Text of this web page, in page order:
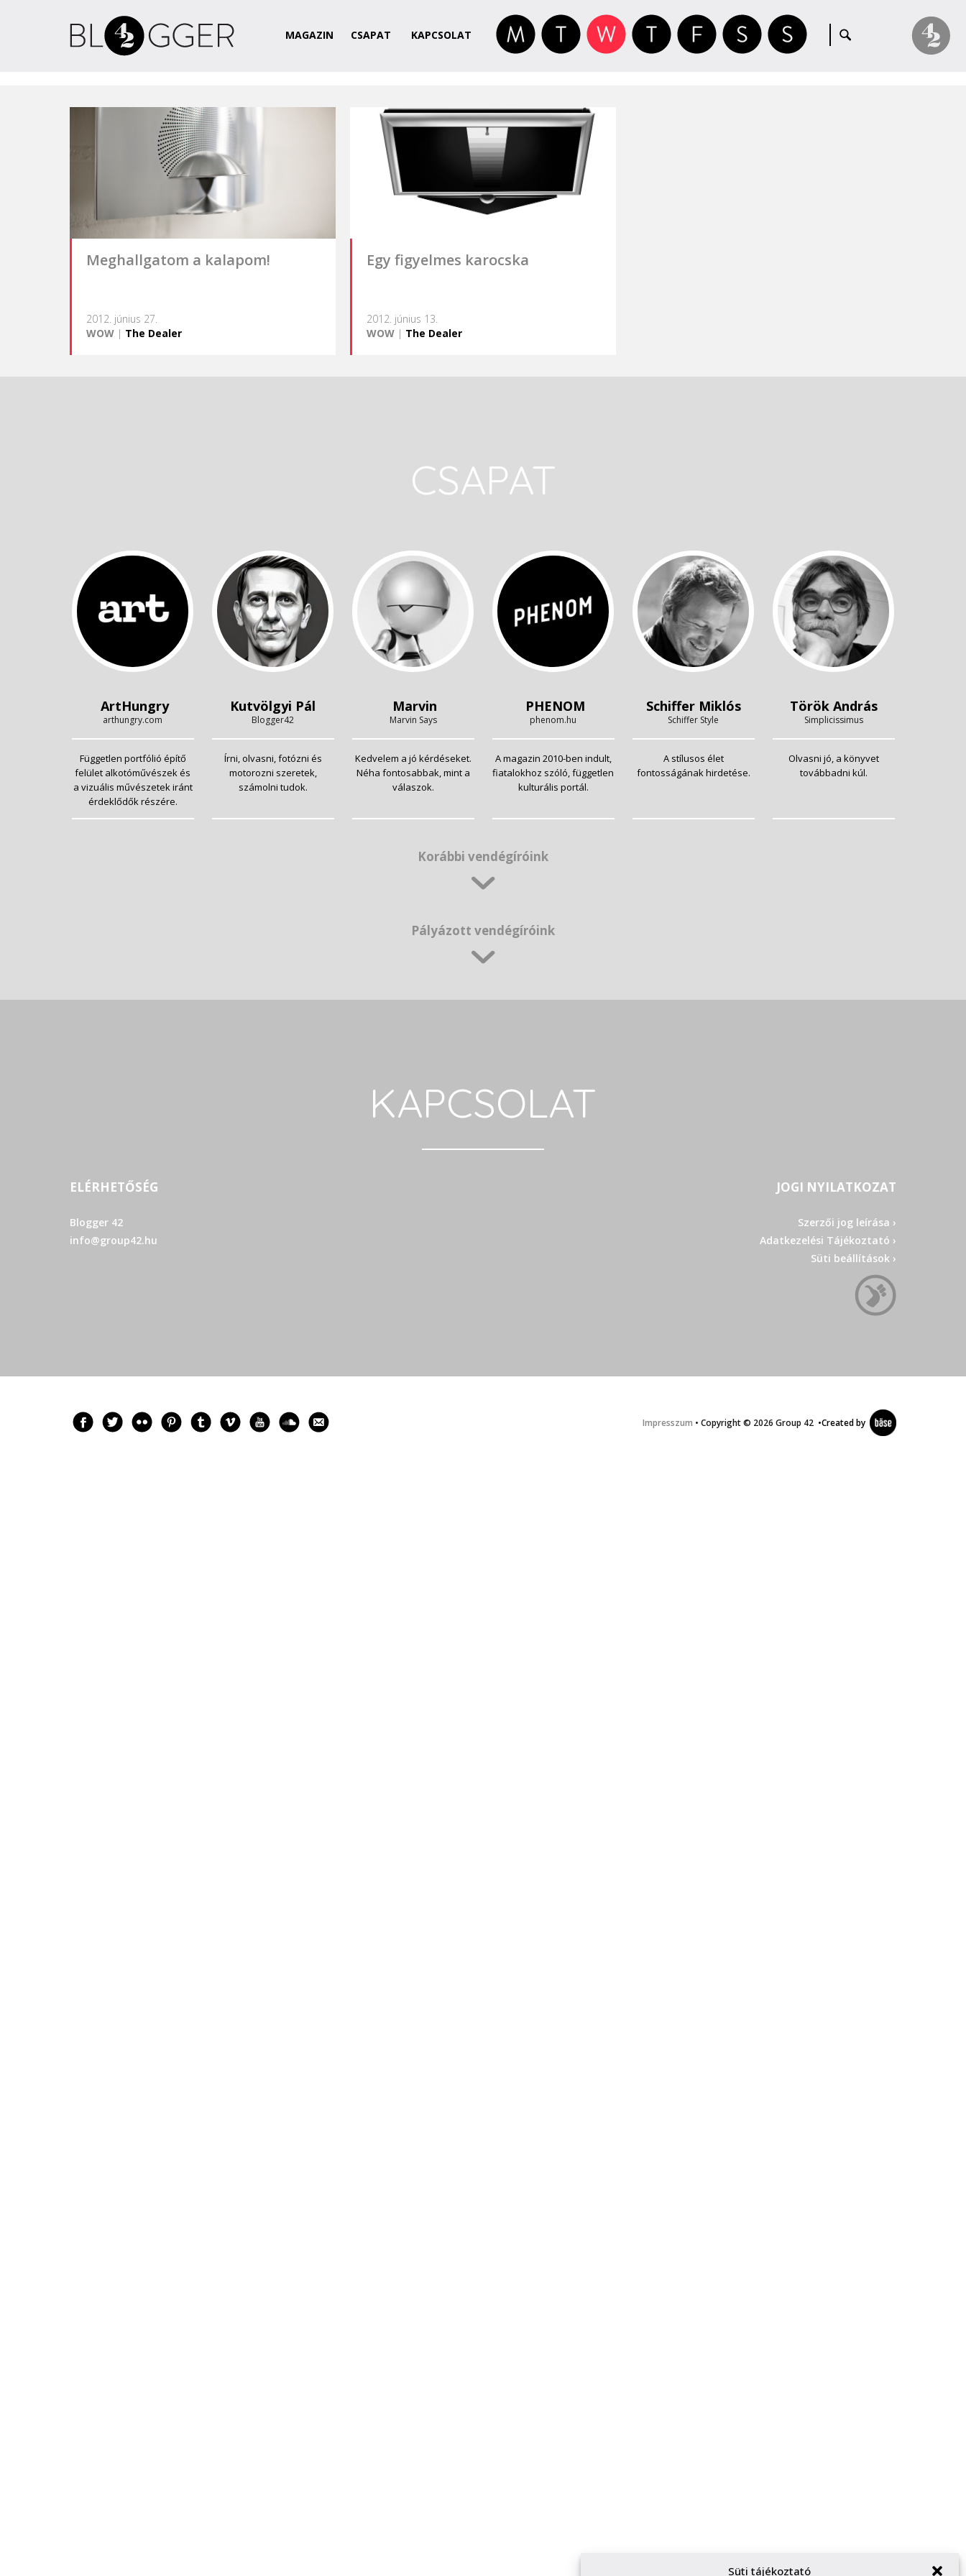
Süti tájékoztató
MAGAZIN CSAPAT KAPCSOLAT
Meghallgatom a kalapom!
2012. június 27.
WOW | The Dealer
Egy figyelmes karocska
2012. június 13.
WOW | The Dealer
CSAPAT
ArtHungry
arthungry.com
Független portfólió építő
felület alkotóművészek és
a vizuális művészetek iránt
érdeklődők részére.
Kutvölgyi Pál
Blogger42
Írni, olvasni, fotózni és
motorozni szeretek,
számolni tudok.
Marvin
Marvin Says
Kedvelem a jó kérdéseket.
Néha fontosabbak, mint a
válaszok.
PHENOM
phenom.hu
A magazin 2010-ben indult,
fiatalokhoz szóló, független
kulturális portál.
Schiffer Miklós
Schiffer Style
A stílusos élet
fontosságának hirdetése.
Török András
Simplicissimus
Olvasni jó, a könyvet
továbbadni kúl.
Korábbi vendégíróink
Pályázott vendégíróink
KAPCSOLAT
ELÉRHETŐSÉG
Blogger 42
info@group42.hu
JOGI NYILATKOZAT
Szerzői jog leírása ›
Adatkezelési Tájékoztató ›
Süti beállítások ›
Impresszum • Copyright © 2026 Group 42 •Created by